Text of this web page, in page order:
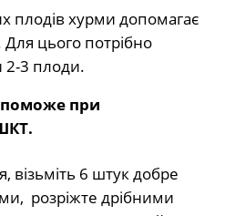
плодів хурми допомагає
Для цього потрібно
2-3 плоди.
оже при
.
візьміть 6 штук добре
розріжте дрібними